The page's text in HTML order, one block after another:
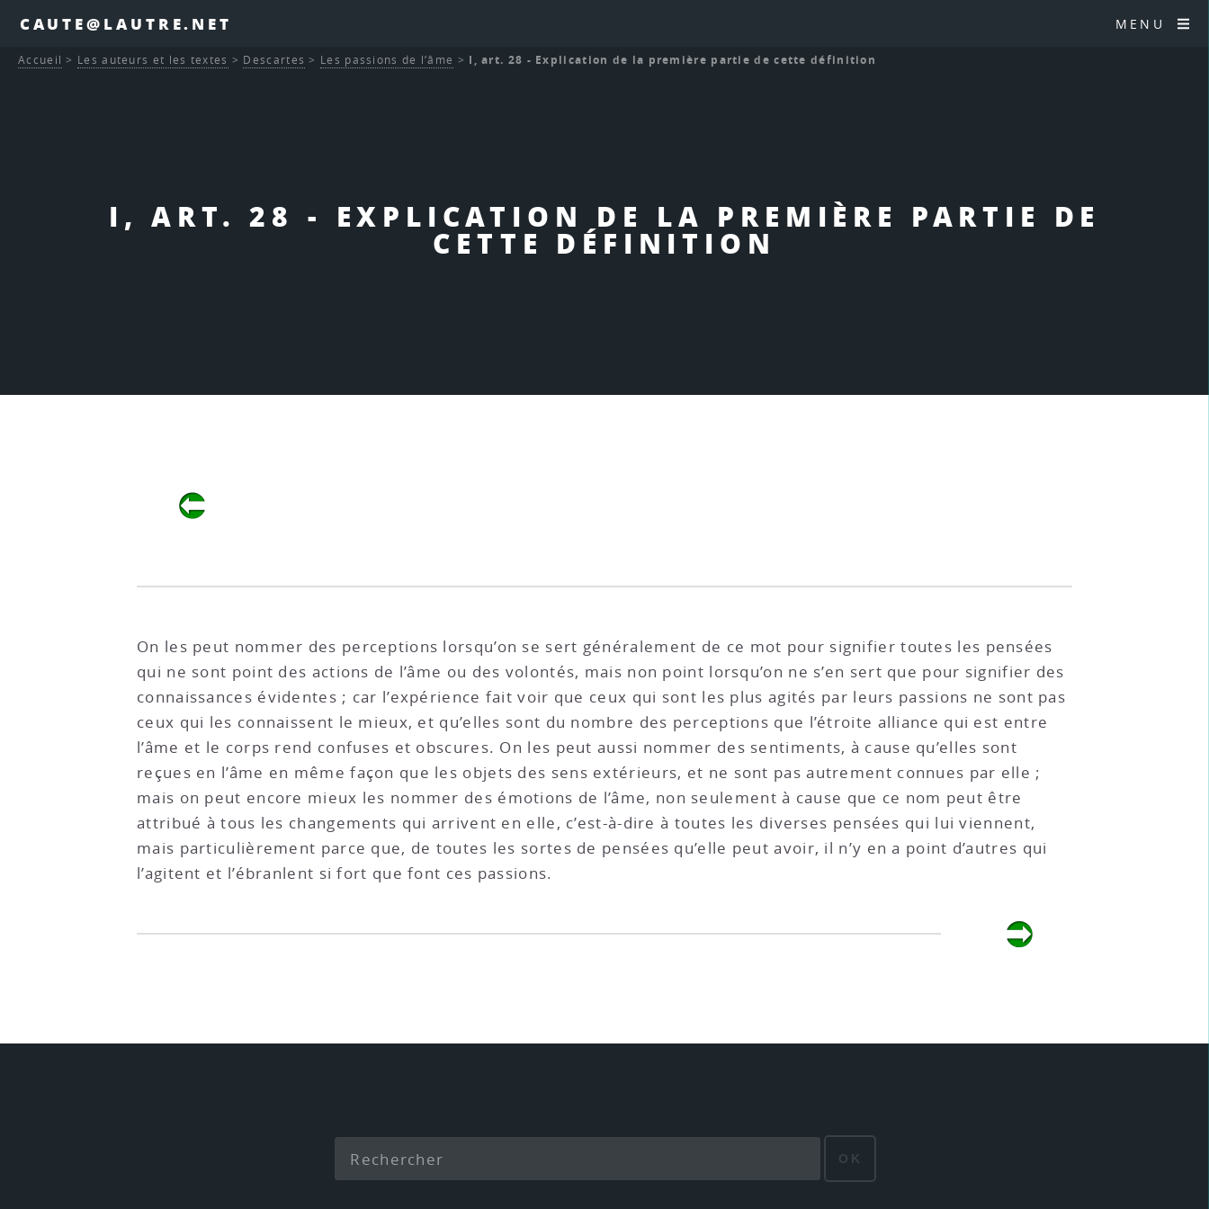
CAUTE@LAUTRE.NET MENU
I, ART. 28 - EXPLICATION DE LA PREMIÈRE PARTIE DE
CETTE DÉFINITION
Accueil > Les auteurs et les textes > Descartes > Les passions de l’âme > I, art. 28 - Explication de la première partie de cette définition
On les peut nommer des perceptions lorsqu’on se sert généralement de ce mot pour signifier toutes les pensées
qui ne sont point des actions de l’âme ou des volontés, mais non point lorsqu’on ne s’en sert que pour signifier des
connaissances évidentes ; car l’expérience fait voir que ceux qui sont les plus agités par leurs passions ne sont pas
ceux qui les connaissent le mieux, et qu’elles sont du nombre des perceptions que l’étroite alliance qui est entre
l’âme et le corps rend confuses et obscures. On les peut aussi nommer des sentiments, à cause qu’elles sont
reçues en l’âme en même façon que les objets des sens extérieurs, et ne sont pas autrement connues par elle ;
mais on peut encore mieux les nommer des émotions de l’âme, non seulement à cause que ce nom peut être
attribué à tous les changements qui arrivent en elle, c’est-à-dire à toutes les diverses pensées qui lui viennent,
mais particulièrement parce que, de toutes les sortes de pensées qu’elle peut avoir, il n’y en a point d’autres qui
l’agitent et l’ébranlent si fort que font ces passions.
OK